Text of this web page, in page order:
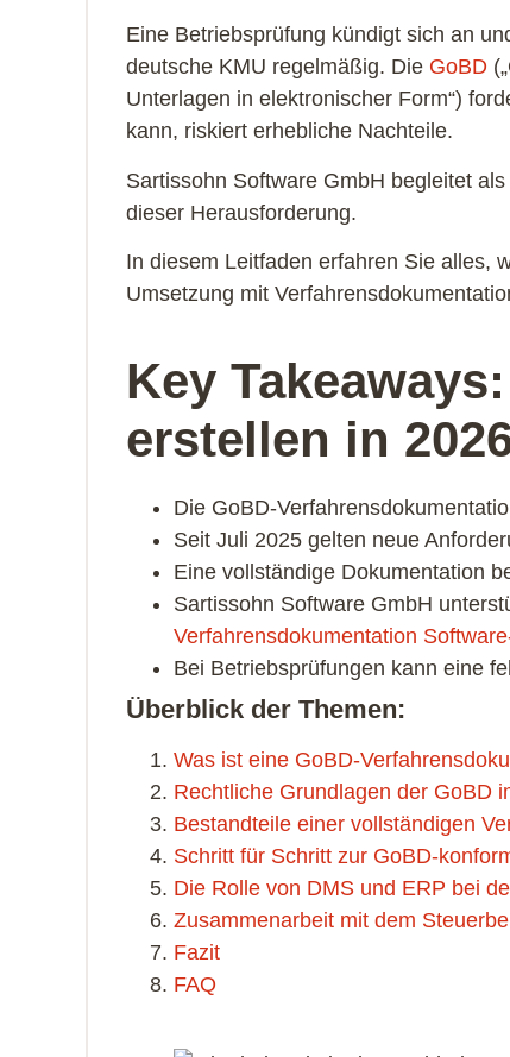
Eine Betriebsprüfung kündigt sich an
deutsche KMU regelmäßig. Die GoBD
Unterlagen in elektronischer Form“)
kann, riskiert erhebliche Nachteile.
Sartissohn Software GmbH begleitet als
dieser Herausforderung.
In diesem Leitfaden erfahren Sie alles,
Umsetzung mit
Key
erstellen in
Die GoBD-
Seit Juli 2025 gelten neue
Eine vollständige Dokumentation
Sartissohn Software GmbH
Verfahrensdokumentation
Bei Betriebsprüfungen kann eine
Überblick der Themen:
Was ist eine GoBD-
Rechtliche Grundlagen der GoBD
Bestandteile einer vollständigen
Schritt für Schritt zur GoBD-
Die Rolle von DMS und ERP bei
Zusammenarbeit mit dem
Fazit
FAQ